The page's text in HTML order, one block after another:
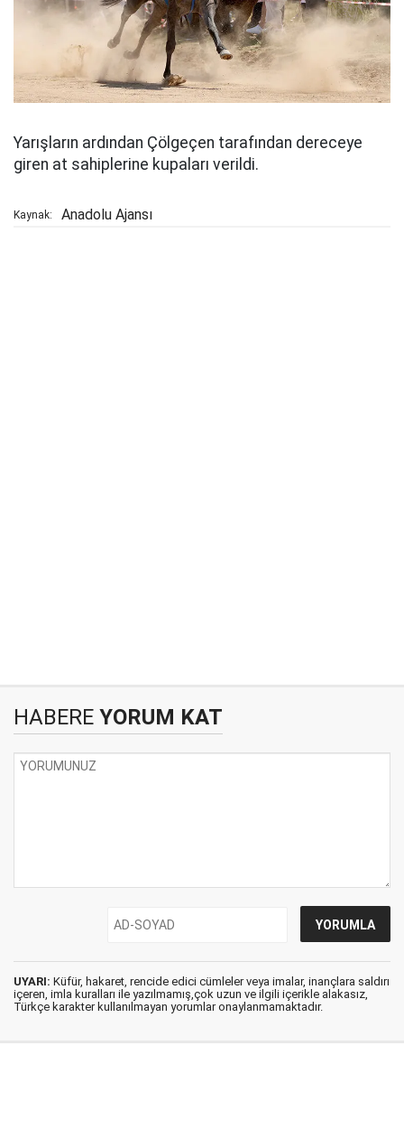
Yarışların ardından Çölgeçen tarafından dereceye
giren at sahiplerine kupaları verildi.
Kaynak: Anadolu Ajansı
HABERE YORUM KAT
UYARI: Küfür, hakaret, rencide edici cümleler veya imalar, inançlara saldırı
içeren, imla kuralları ile yazılmamış,çok uzun ve ilgili içerikle alakasız,
Türkçe karakter kullanılmayan yorumlar onaylanmamaktadır.